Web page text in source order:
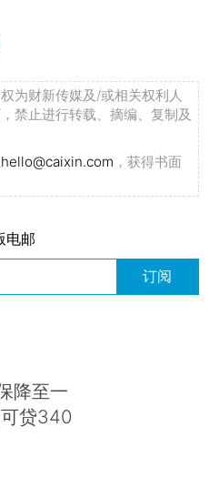
为财新传媒及/或相关权利人
禁止进行转载、摘编、复制及
hello@caixin.com ，获得书面
电邮
订阅
降至一
贷340